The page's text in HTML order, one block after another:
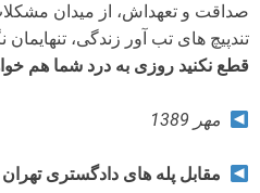
صداقت و تعهداش، از میدان
تندپیچ ‌های تب آور زندگی، تنهایمان
قطع نکنید روزی به درد شما هم
مهر 1389
مقابل پله های دادگستری تهران